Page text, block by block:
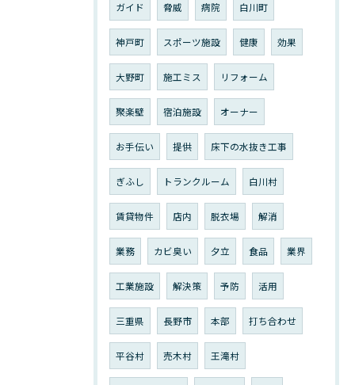
ガイド 脅威 病院 白川町
神戸町 スポーツ施設 健康 効果
大野町 施工ミス リフォーム
聚楽壁 宿泊施設 オーナー
お手伝い 提供 床下の水抜き工事
ぎふし トランクルーム 白川村
賃貸物件 店内 脱衣場 解消
業務 カビ臭い 夕立 食品 業界
工業施設 解決策 予防 活用
三重県 長野市 本部 打ち合わせ
平谷村 売木村 王滝村